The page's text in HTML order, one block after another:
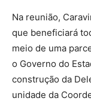
Na reunião,
que beneficiará
meio de uma
o Governo do
construção da
unidade da